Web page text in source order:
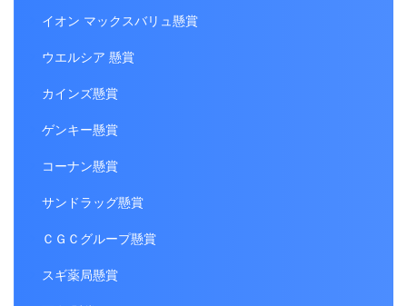
イオン マックスバリュ懸賞
ウエルシア 懸賞
カインズ懸賞
ゲンキー懸賞
コーナン懸賞
サンドラッグ懸賞
ＣＧＣグループ懸賞
スギ薬局懸賞